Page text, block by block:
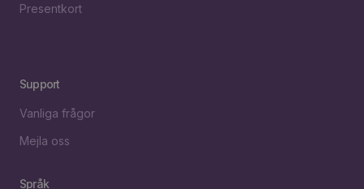
Presentkort
Support
Vanliga frågor
Mejla oss
Språk